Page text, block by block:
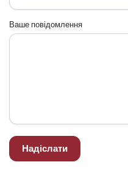
Ваше повідомлення